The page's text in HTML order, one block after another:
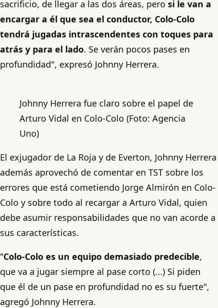
sacrificio, de llegar a las dos áreas, pero si le van a
encargar a él que sea el conductor, Colo-Colo
tendrá jugadas intrascendentes con toques para
atrás y para el lado. Se verán pocos pases en
profundidad", expresó Johnny Herrera.
Johnny Herrera fue claro sobre el papel de
Arturo Vidal en Colo-Colo (Foto: Agencia
Uno)
El exjugador de La Roja y de Everton, Johnny Herrera
además aprovechó de comentar en TST sobre los
errores que está cometiendo Jorge Almirón en Colo-
Colo y sobre todo al recargar a Arturo Vidal, quien
debe asumir responsabilidades que no van acorde a
sus características.
"Colo-Colo es un equipo demasiado predecible,
que va a jugar siempre al pase corto (...) Si piden
que él de un pase en profundidad no es su fuerte",
agregó Johnny Herrera.